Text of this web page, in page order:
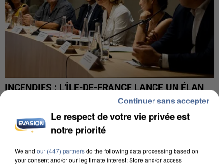
INCENDIES : L’ÎLE-DE-FRANCE LANCE UN ÉLAN
DE SOLIDARITÉ AVEC LES...
Le respect de votre vie privée est
notre priorité
We and our (447) partnersdo the following data processing based on
your consent and/or our legitimate interest: Store and/or access
Continuer sans accepter